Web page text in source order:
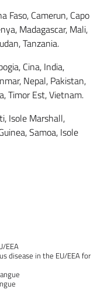
Faso, Camerun, Capo
Madagascar, Mali,
Tanzania.
Cina, India,
Nepal, Pakistan,
Timor Est, Vietnam.
Isole Marshall,
Samoa, Isole
EEA
disease in the EU/EEA for